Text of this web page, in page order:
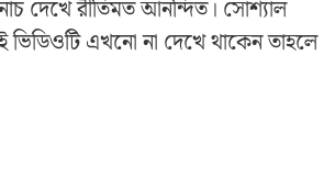
দেখে রীতিমত আনন্দিত। সোশ্যাল
ভিডিওটি এখনো না দেখে থাকেন তাহলে